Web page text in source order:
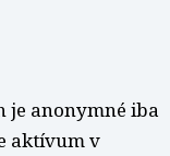
je anonymné iba
aktívum v